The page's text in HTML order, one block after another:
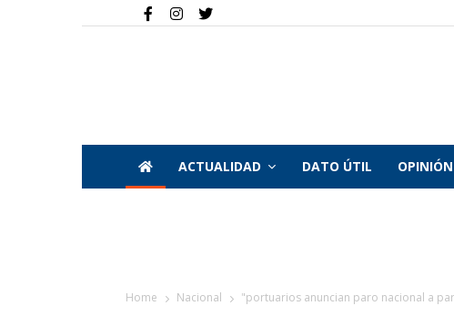
ACTUALIDAD DATO ÚTIL OPINIÓN
Home Nacional "portuarios anuncian paro nacional a